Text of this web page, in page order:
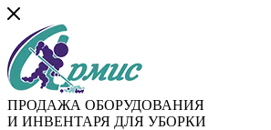
ПРОДАЖА ОБОРУДОВАНИЯ
И ИНВЕНТАРЯ ДЛЯ УБОРКИ